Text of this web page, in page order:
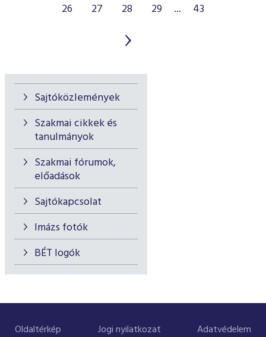
Sajtóközlemények
Szakmai cikkek és
tanulmányok
Szakmai fórumok,
előadások
Sajtókapcsolat
Imázs fotók
BÉT logók
26
27 28 29 ... 43
Oldaltérkép Jogi nyilatkozat Adatvédelem